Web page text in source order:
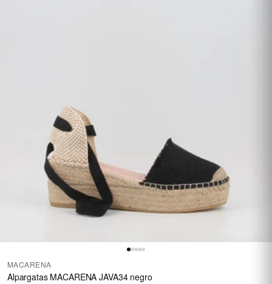
MACARENA
Alpargatas MACARENA JAVA34 negro